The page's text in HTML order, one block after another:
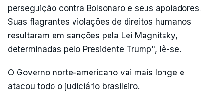
perseguição contra Bolsonaro e seus apoiadores.
Suas flagrantes violações de direitos humanos
resultaram em sanções pela Lei Magnitsky,
determinadas pelo Presidente Trump", lê-se.
O Governo norte-americano vai mais longe e
atacou todo o judiciário brasileiro.